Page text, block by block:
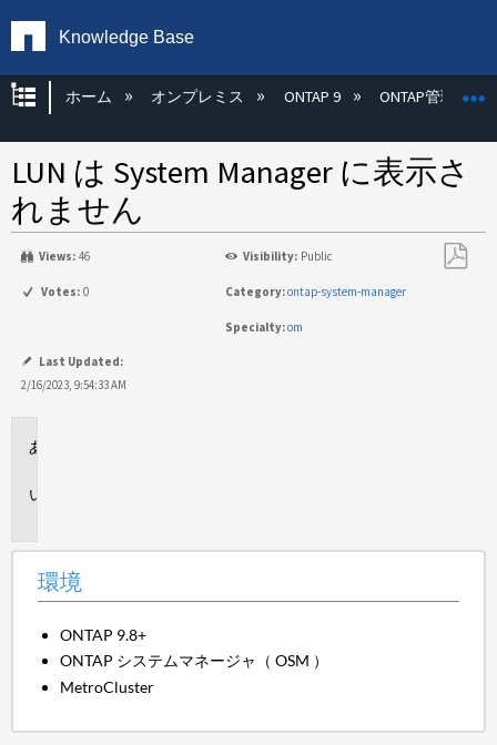
Knowledge Base
グローバル階層を展開/折りたたむ
ホーム オンプレミス ONTAP 9 ONTAP管理
LUN は System Manager に表示さ
れません
Views: 46 Visibility: Public
Votes: 0 Category:ontap-system-manager
Specialty:om
Last Updated:
2/16/2023, 9:54:33 AM
環境
ONTAP 9.8+
ONTAP システムマネージャ（ OSM ）
MetroCluster